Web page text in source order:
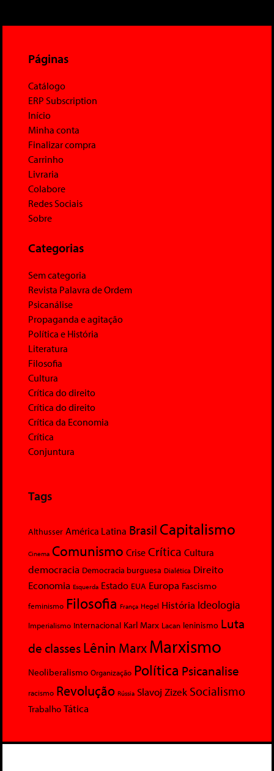
Páginas
Catálogo
ERP Subscription
Início
Minha conta
Finalizar compra
Carrinho
Livraria
Colabore
Redes Sociais
Sobre
Categorias
Sem categoria
Revista Palavra de Ordem
Psicanálise
Propaganda e agitação
Política e História
Literatura
Filosofia
Cultura
Crítica do direito
Crítica do direito
Crítica da Economia
Crítica
Conjuntura
Tags
Althusser América Latina Brasil Capitalismo
Cinema Comunismo Crise Crítica Cultura
democracia Democracia burguesa Dialética Direito
Economia Esquerda Estado EUA Europa Fascismo
feminismo Filosofia França Hegel História Ideologia
Imperialismo Internacional Karl Marx Lacan leninismo Luta
de classesLênin MarxMarxismo
Neoliberalismo Organização Política Psicanalise
racismo Revolução Rússia Slavoj Zizek Socialismo
Trabalho Tática